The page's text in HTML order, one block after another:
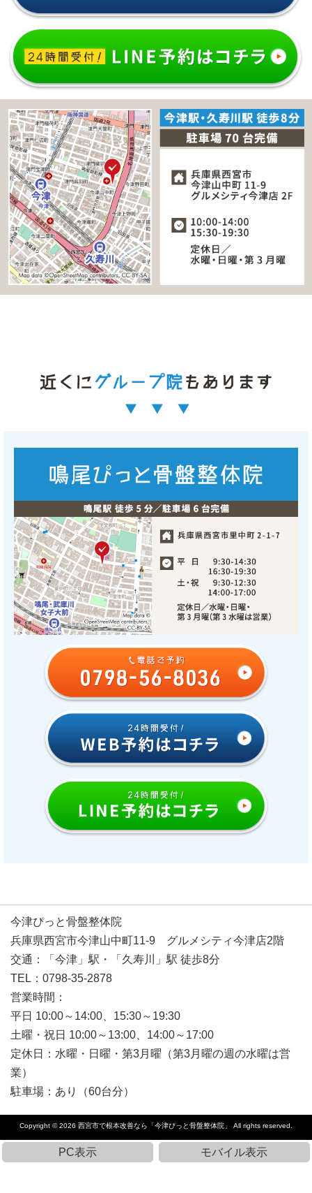
今津ぴっと骨盤整体院
兵庫県西宮市今津山中町11-9 グルメシティ今津店2階
交通：「今津」駅・「久寿川」駅 徒歩8分
TEL：0798-35-2878
営業時間：
平日 10:00～14:00、15:30～19:30
土曜・祝日 10:00～13:00、14:00～17:00
定休日：水曜・日曜・第3月曜（第3月曜の週の水曜は営
業）
駐車場：あり（60台分）
Copyright © 2026 西宮市で根本改善なら「今津ぴっと骨盤整体院」 All rights reserved.
PC表示 モバイル表示